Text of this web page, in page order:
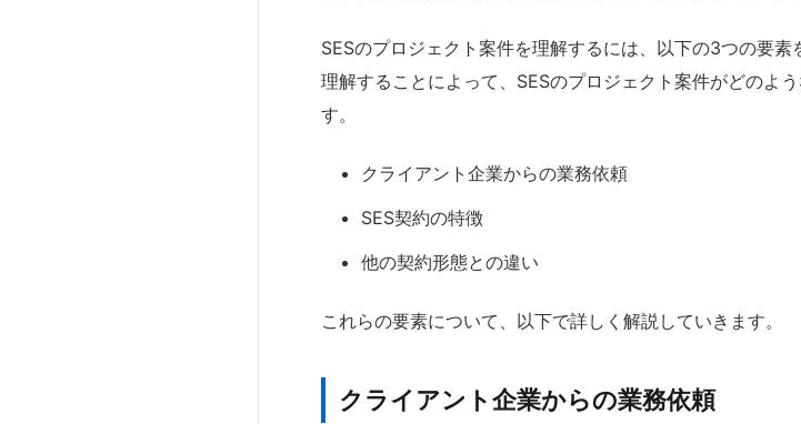
SESのプロジェクト案件を理解するには、以下の3つの要
理解することによって、SESのプロジェクト案件がどのよ
す。
クライアント企業からの業務依頼
SES契約の特徴
他の契約形態との違い
これらの要素について、以下で詳しく解説していきます。
クライアント企業からの業務依頼